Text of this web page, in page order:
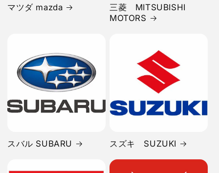
マツダ mazda
三菱 MITSUBISHI
MOTORS
スバル SUBARU スズキ SUZUKI